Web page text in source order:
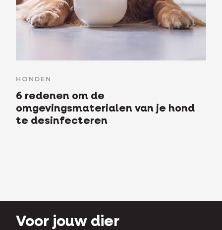
HONDEN
6 redenen om de
omgevingsmaterialen van je hond
te desinfecteren
Voor jouw dier